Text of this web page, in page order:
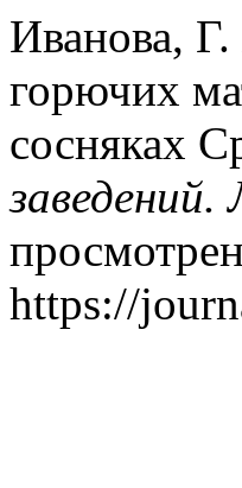
Иванова,
горючих
сосняках
https://